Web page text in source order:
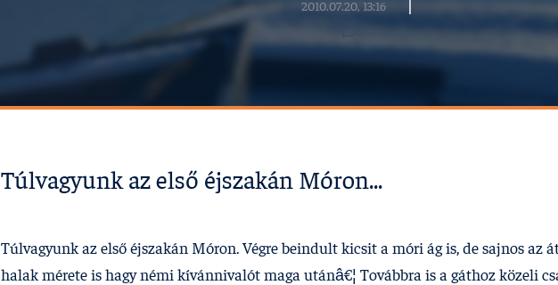
2010.07.20, 13:16
Túlvagyunk az első éjszakán Móron...
Túlvagyunk az első éjszakán Móron. Végre beindult kicsit a móri ág is, de sajnos az
halak mérete is hagy némi kí­vánnivalót maga utánâ€¦ Továbbra is a gáthoz közeli